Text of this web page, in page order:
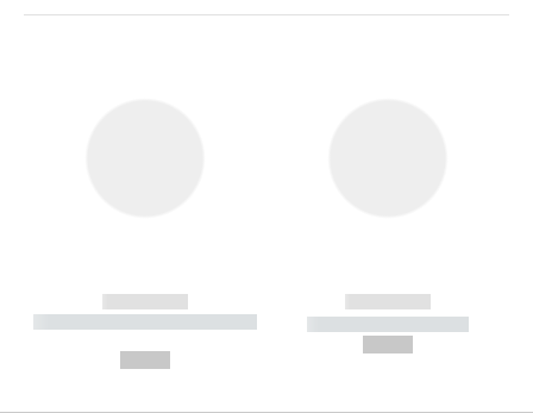
------------
----------- ----------- --------
------------
----------- -----------